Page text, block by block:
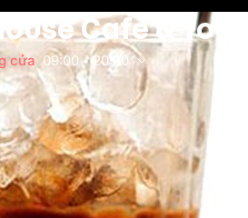
Cafe &
cửa 09:00- 20:00